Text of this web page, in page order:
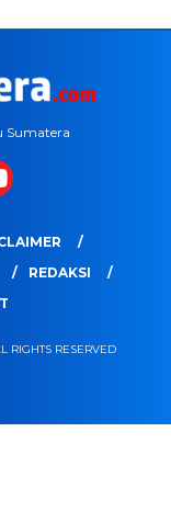
Sumatera
REDAKSI
RIGHTS RESERVED